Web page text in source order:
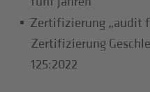
Zertifizierung „audit
Zertifizierung
125:2022